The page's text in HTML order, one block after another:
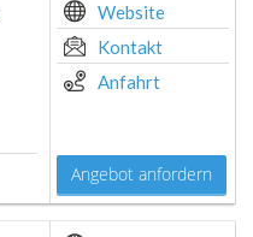
Website
Kontakt
Anfahrt
Angebot anfordern